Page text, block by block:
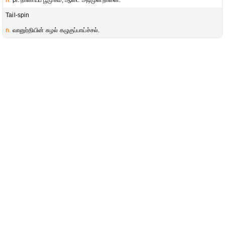
Tail-spin
n. வானுர்தியின் சுழல் கழுகுப்பாய்ச்சல்.